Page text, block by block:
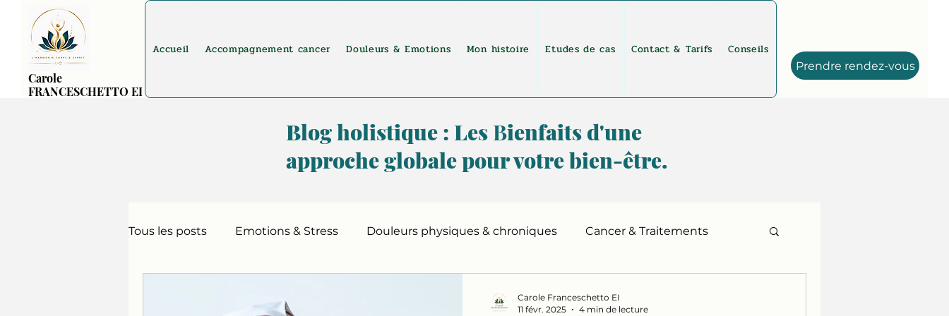
Carole
FRANCESCHETTO EI
Accueil Accompagnement cancer Douleurs & Emotions Mon histoire Etudes de cas Contact & Tarifs Conseils
Prendre rendez-vous
Blog holistique : Les Bienfaits d'une
approche globale pour votre bien-être.
Tous les posts Emotions & Stress Douleurs physiques & chroniques Cancer & Traitements
Carole Franceschetto EI
11 févr. 2025
4 min de lecture